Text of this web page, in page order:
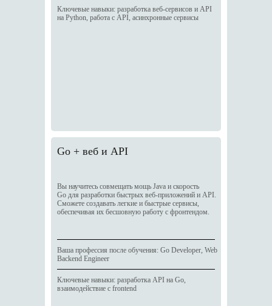
Ключевые навыки: разработка веб-сервисов и API
на Python, работа с API, асинхронные сервисы
Go + веб и API
Вы научитесь совмещать мощь Java и скорость
Go для разработки быстрых веб-приложений и API.
Сможете создавать легкие и быстрые сервисы,
обеспечивая их бесшовную работу с фронтендом.
Ваша профессия после обучения: Go Developer, Web
Backend Engineer
Ключевые навыки: разработка API на Go,
взаимодействие с frontend